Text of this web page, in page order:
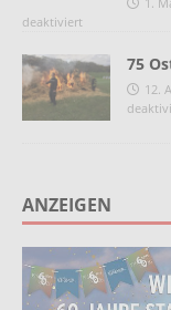
deaktiviert
75
12.
ANZEIGEN